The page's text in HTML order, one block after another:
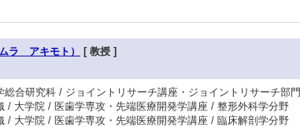
ラ アキモト） [ 教授 ]
総合研究科 / ジョイントリサーチ講座・ジョイントリサーチ部門
/ 大学院 / 医歯学専攻・先端医療開発学講座 / 整形外科学分野
/ 大学院 / 医歯学専攻・先端医療開発学講座 / 臨床解剖学分野